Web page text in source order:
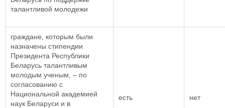
талантливой молодежи
граждане, которым были
назначены стипендии
Президента Республики
Беларусь талантливым
молодым ученым, – по
согласованию с
Национальной академией
наук Беларуси и в
есть нет